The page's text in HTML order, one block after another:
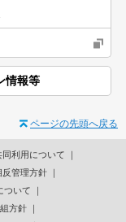
情報等
ページの先頭へ戻る
利用について
反管理方針
ついて
方針